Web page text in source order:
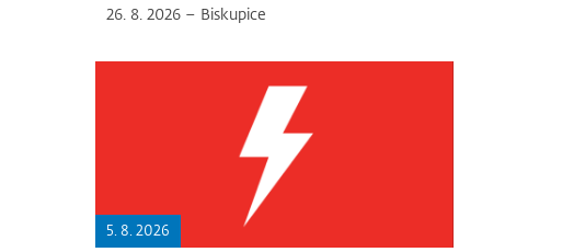
26. 8. 2026 – Biskupice
5. 8. 2026